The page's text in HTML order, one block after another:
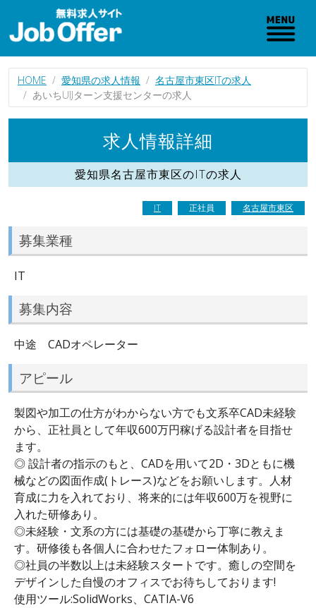
HOME 愛知県の求人情報
名古屋市東区ITの求人
あいちUIJターン支援センターの求人
求人情報詳細
愛知県名古屋市東区のITの求人
IT 正社員 名古屋市東区
募集業種
IT
募集内容
中途 CADオペレーター
アピール
製図や加工の仕方がわからない方でも文系卒CAD未経験
から、正社員として年収600万円稼げる設計者を目指せ
ます。
◎ 設計者の指示のもと、CADを用いて2D・3Dともに機
械などの図面作成(トレース)などをお願いします。人材
育成に力を入れており、将来的には年収600万を視野に
入れた研修あり。
◎未経験・文系の方には基礎の基礎から丁寧に教えま
す。研修後も各個人に合わせたフォロー体制あり。
◎社員の半数以上は未経験スタートです。癒しの空間を
デザインした自慢のオフィスでお待ちしております!
使用ツール:SolidWorks、CATIA-V6